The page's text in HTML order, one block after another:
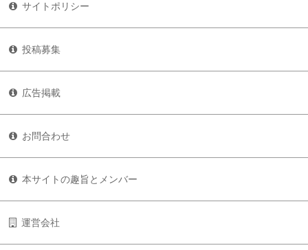
サイトポリシー
投稿募集
広告掲載
お問合わせ
本サイトの趣旨とメンバー
運営会社